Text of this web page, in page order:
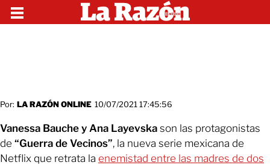
Por: LA RAZÓN ONLINE 10/07/2021 17:45:56
Vanessa Bauche y Ana Layevska son las protagonistas
de “Guerra de Vecinos”, la nueva serie mexicana de
Netflix que retrata la enemistad entre las madres de dos